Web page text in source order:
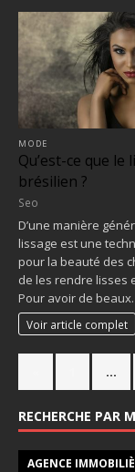
MODE
Qu’est-ce que le
brésilien ?
Seo
D’une manière
lissage est une
pour la beauté des
de les rendre lisses
Pour avoir de
Voir article complet
…
RECHERCHE PAR
AGENCE